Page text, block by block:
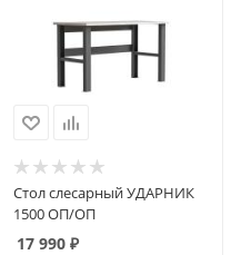
Стол слесарный УДАРНИК
1500 ОП/ОП
17 990₽